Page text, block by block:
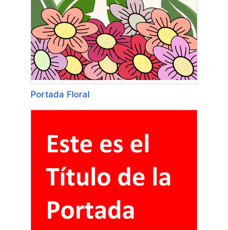
Portada Floral